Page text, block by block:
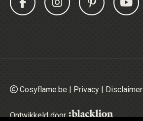
Cosyflame.be | Privacy | Disclaimer
Ontwikkeld door